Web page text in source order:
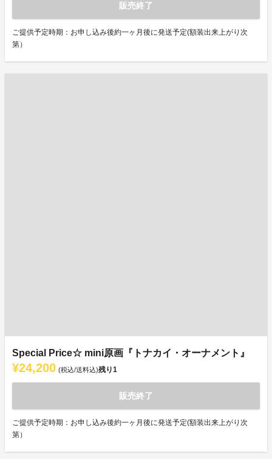
販売終了
ご提供予定時期：お申し込み後約一ヶ月後に発送予定(額装出来上がり次
第）
Special Price☆ mini原画『トナカイ・オーナメント』
¥24,200 (税込/送料込)残り1
販売終了
ご提供予定時期：お申し込み後約一ヶ月後に発送予定(額装出来上がり次
第）